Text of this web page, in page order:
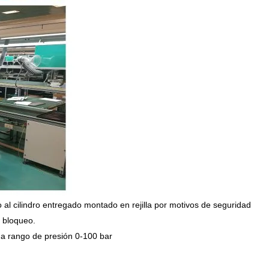
cilindro entregado montado en rejilla por motivos de seguridad
rango de presión 0-100 bar